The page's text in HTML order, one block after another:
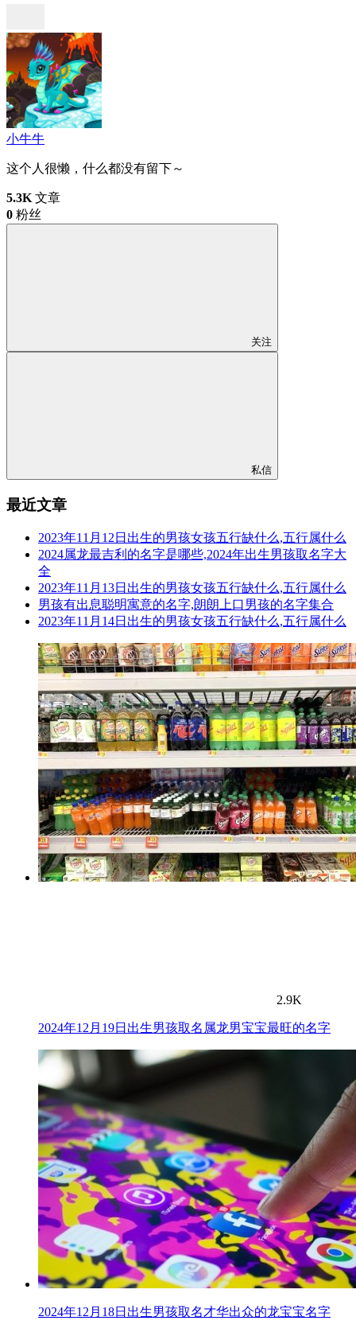
小牛牛
这个人很懒，什么都没有留下～
5.3K 文章
0 粉丝
关注
私信
最近文章
2023年11月12日出生的男孩女孩五行缺什么,五行属什么
2024属龙最吉利的名字是哪些,2024年出生男孩取名字大
全
2023年11月13日出生的男孩女孩五行缺什么,五行属什么
男孩有出息聪明寓意的名字,朗朗上口男孩的名字集合
2023年11月14日出生的男孩女孩五行缺什么,五行属什么
2.9K
2024年12月19日出生男孩取名属龙男宝宝最旺的名字
2024年12月18日出生男孩取名才华出众的龙宝宝名字